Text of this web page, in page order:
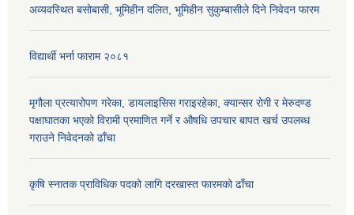
अव्यवस्थित बसोबासी, भूमिहीन दलित, भूमिहीन सुकुम्बासीले दिने निवेदन फारम
विद्यार्थी भर्ना फाराम २०८१
मृगौला प्रत्यारोपण गरेका, डायलाइसिस गराइरहेका, क्यान्सर रोगी र मेरुदण्ड
पक्षाघातका भएको विरामी प्रमाणित गर्ने र औषधि उपचार बापत खर्च उपलब्ध
गराउने निवेदनको ढाँचा
कृषि स्नातक प्राविधिक पदको लागि दरखास्त फारमको ढाँचा